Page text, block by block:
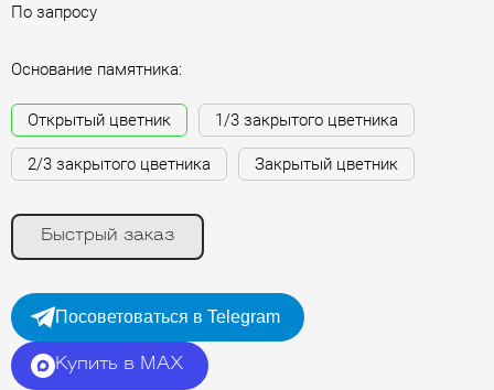
По запросу
Основание памятника:
Открытый цветник 1/3 закрытого цветника
2/3 закрытого цветника Закрытый цветник
Быстрый заказ
Посоветоваться в Telegram
Купить в MAX